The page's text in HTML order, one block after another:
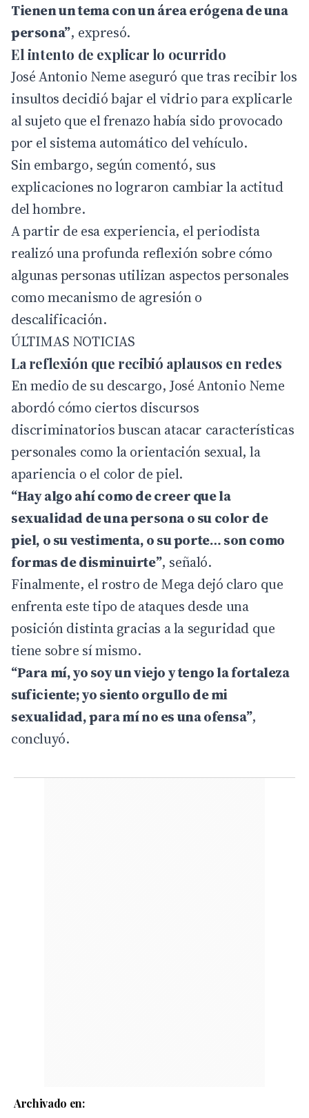
Tienen un tema con un área erógena de una
persona”, expresó.
El intento de explicar lo ocurrido
José Antonio Neme aseguró que tras recibir los
insultos decidió bajar el vidrio para explicarle
al sujeto que el frenazo había sido provocado
por el sistema automático del vehículo.
Sin embargo, según comentó, sus
explicaciones no lograron cambiar la actitud
del hombre.
A partir de esa experiencia, el periodista
realizó una profunda reflexión sobre cómo
algunas personas utilizan aspectos personales
como mecanismo de agresión o
descalificación.
ÚLTIMAS NOTICIAS
La reflexión que recibió aplausos en redes
En medio de su descargo, José Antonio Neme
abordó cómo ciertos discursos
discriminatorios buscan atacar características
personales como la orientación sexual, la
apariencia o el color de piel.
“Hay algo ahí como de creer que la
sexualidad de una persona o su color de
piel, o su vestimenta, o su porte… son como
formas de disminuirte”, señaló.
Finalmente, el rostro de Mega dejó claro que
enfrenta este tipo de ataques desde una
posición distinta gracias a la seguridad que
tiene sobre sí mismo.
“Para mí, yo soy un viejo y tengo la fortaleza
suficiente; yo siento orgullo de mi
sexualidad, para mí no es una ofensa”,
concluyó.
Archivado en: